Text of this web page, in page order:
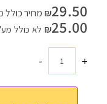
₪29.50
מחיר
₪25.00 לא כולל
+כמות
-